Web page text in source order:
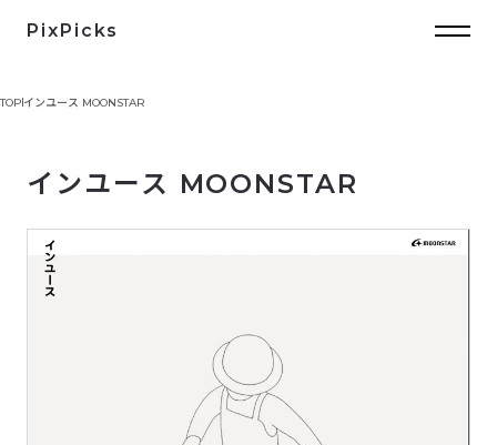
PixPicks
TOP インユース MOONSTAR
インユース MOONSTAR